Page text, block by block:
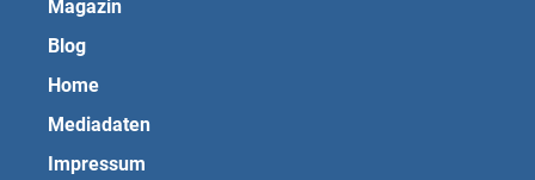
Magazin
Blog
Home
Mediadaten
Impressum